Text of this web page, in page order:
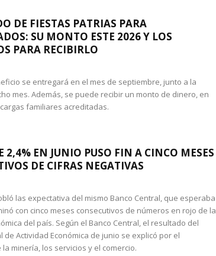
DE FIESTAS PATRIAS PARA
SU MONTO ESTE 2026 Y LOS
PARA RECIBIRLO
se entregará en el mes de septiembre, junto a la
mes. Además, se puede recibir un monto de dinero, en
familiares acreditadas.
2,4% EN JUNIO PUSO FIN A CINCO MESES
DE CIFRAS NEGATIVAS
las expectativa del mismo Banco Central, que esperaba
con cinco meses consecutivos de números en rojo de la
del país. Según el Banco Central, el resultado del
de Actividad Económica de junio se explicó por el
la minería, los servicios y el comercio.